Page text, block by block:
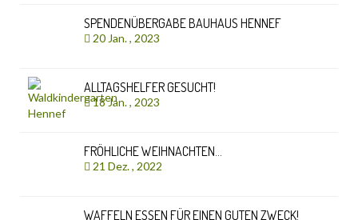
SPENDENÜBERGABE BAUHAUS HENNEF
20 Jan. , 2023
ALLTAGSHELFER GESUCHT!
18 Jan. , 2023
FRÖHLICHE WEIHNACHTEN…
21 Dez. , 2022
WAFFELN ESSEN FÜR EINEN GUTEN ZWECK!